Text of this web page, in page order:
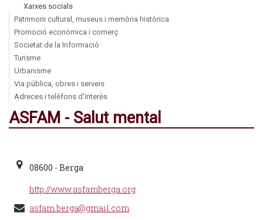
Xarxes socials
Patrimoni cultural, museus i memòria històrica
Promoció econòmica i comerç
Societat de la Informació
Turisme
Urbanisme
Via pública, obres i serveis
Adreces i telèfons d'interès
ASFAM - Salut mental
08600 - Berga
http://www.asfamberga.org
asfam.berga@gmail.com